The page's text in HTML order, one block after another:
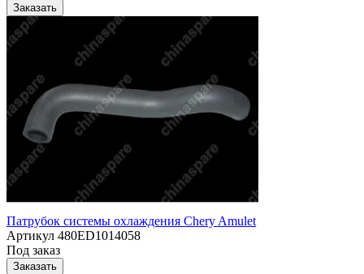
Заказать
Патрубок системы охлаждения Chery Amulet
Артикул 480ED1014058
Под заказ
Заказать